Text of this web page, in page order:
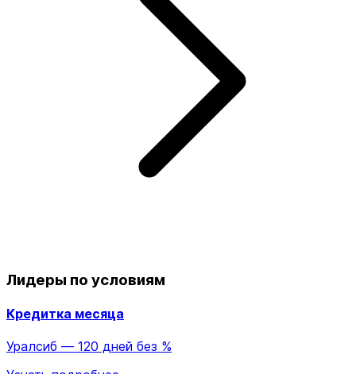
Лидеры по условиям
Кредитка месяца
Уралсиб — 120 дней без %